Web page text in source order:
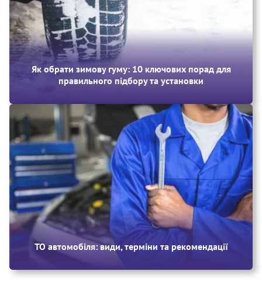
Як обрати зимову гуму: 10 ключових порад для
правильного підбору та установки
ТО автомобіля: види, терміни та рекомендації